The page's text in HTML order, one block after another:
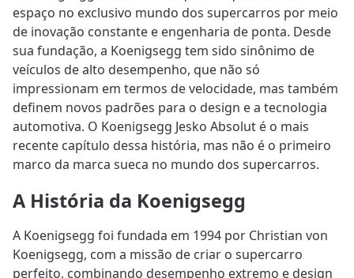
espaço no exclusivo mundo dos supercarros por meio
de inovação constante e engenharia de ponta. Desde
sua fundação, a Koenigsegg tem sido sinônimo de
veículos de alto desempenho, que não só
impressionam em termos de velocidade, mas também
definem novos padrões para o design e a tecnologia
automotiva. O Koenigsegg Jesko Absolut é o mais
recente capítulo dessa história, mas não é o primeiro
marco da marca sueca no mundo dos supercarros.
A História da Koenigsegg
A Koenigsegg foi fundada em 1994 por Christian von
Koenigsegg, com a missão de criar o supercarro
perfeito, combinando desempenho extremo e design